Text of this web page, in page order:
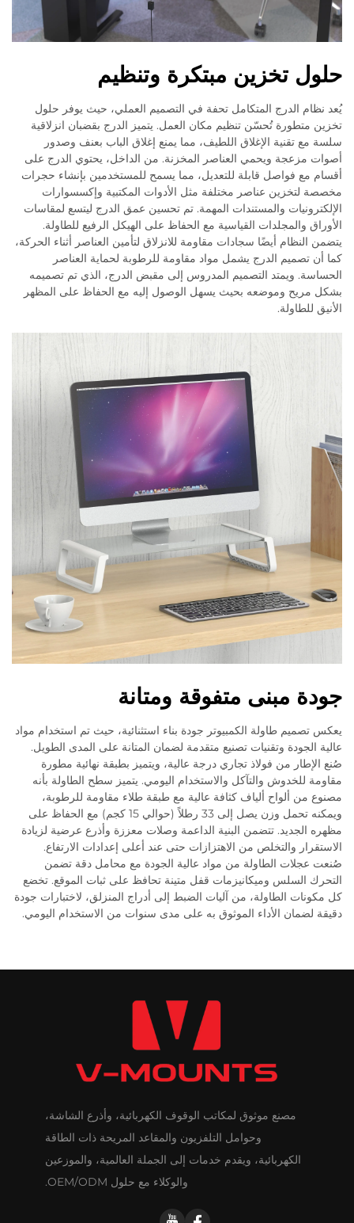
حلول تخزين مبتكرة وتنظيم
يُعد نظام الدرج المتكامل تحفة في التصميم العملي، حيث يوفر حلول
تخزين متطورة تُحسّن تنظيم مكان العمل. يتميز الدرج بقضبان انزلاقية
سلسة مع تقنية الإغلاق اللطيف، مما يمنع إغلاق الباب بعنف وصدور
أصوات مزعجة ويحمي العناصر المخزنة. من الداخل، يحتوي الدرج على
أقسام مع فواصل قابلة للتعديل، مما يسمح للمستخدمين بإنشاء حجرات
مخصصة لتخزين عناصر مختلفة مثل الأدوات المكتبية وإكسسوارات
الإلكترونيات والمستندات المهمة. تم تحسين عمق الدرج ليتسع لمقاسات
الأوراق والمجلدات القياسية مع الحفاظ على الهيكل الرفيع للطاولة.
يتضمن النظام أيضًا سجادات مقاومة للانزلاق لتأمين العناصر أثناء الحركة،
كما أن تصميم الدرج يشمل مواد مقاومة للرطوبة لحماية العناصر
الحساسة. ويمتد التصميم المدروس إلى مقبض الدرج، الذي تم تصميمه
بشكل مريح وموضعه بحيث يسهل الوصول إليه مع الحفاظ على المظهر
الأنيق للطاولة.
جودة مبنى متفوقة ومتانة
يعكس تصميم طاولة الكمبيوتر جودة بناء استثنائية، حيث تم استخدام مواد
عالية الجودة وتقنيات تصنيع متقدمة لضمان المتانة على المدى الطويل.
صُنع الإطار من فولاذ تجاري درجة عالية، ويتميز بطبقة نهائية مطورة
مقاومة للخدوش والتآكل والاستخدام اليومي. يتميز سطح الطاولة بأنه
مصنوع من ألواح ألياف كثافة عالية مع طبقة طلاء مقاومة للرطوبة،
ويمكنه تحمل وزن يصل إلى 33 رطلاً (حوالي 15 كجم) مع الحفاظ على
مظهره الجديد. تتضمن البنية الداعمة وصلات معززة وأذرع عرضية لزيادة
الاستقرار والتخلص من الاهتزازات حتى عند أعلى إعدادات الارتفاع.
صُنعت عجلات الطاولة من مواد عالية الجودة مع محامل دقة تضمن
التحرك السلس وميكانيزمات قفل متينة تحافظ على ثبات الموقع. تخضع
كل مكونات الطاولة، من آليات الضبط إلى أدراج المنزلق، لاختبارات جودة
دقيقة لضمان الأداء الموثوق به على مدى سنوات من الاستخدام اليومي.
مصنع موثوق لمكاتب الوقوف الكهربائية، وأذرع الشاشة،
وحوامل التلفزيون والمقاعد المريحة ذات الطاقة
الكهربائية، ويقدم خدمات إلى الجملة العالمية، والموزعين
والوكلاء مع حلول OEM/ODM.